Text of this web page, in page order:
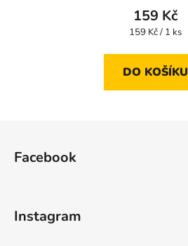
159 Kč
Měrná
159 Kč / 1 ks
DO KOŠÍKU
Facebook
Instagram